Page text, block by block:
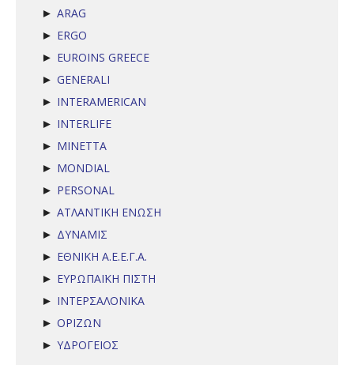
► ARAG
► ERGO
► EUROINS GREECE
► GENERALI
► INTERAMERICAN
► INTERLIFE
► MINETTA
► MONDIAL
► PERSONAL
► ΑΤΛΑΝΤΙΚΗ ΕΝΩΣΗ
► ΔΥΝΑΜΙΣ
► ΕΘΝΙΚΗ Α.Ε.Ε.Γ.Α.
► ΕΥΡΩΠΑΪΚΗ ΠΙΣΤΗ
► ΙΝΤΕΡΣΑΛΟΝΙΚΑ
► ΟΡΙΖΩΝ
► ΥΔΡΟΓΕΙΟΣ